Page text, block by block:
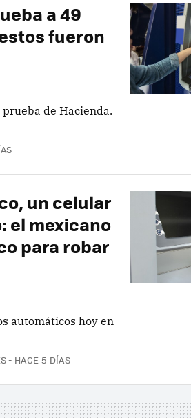
a 49
fueron
de Hacienda.
un celular
el mexicano
para robar
automáticos hoy en
HACE 5 DÍAS